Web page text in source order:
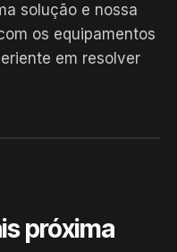
solução e nossa
os equipamentos
em resolver
de
próxima